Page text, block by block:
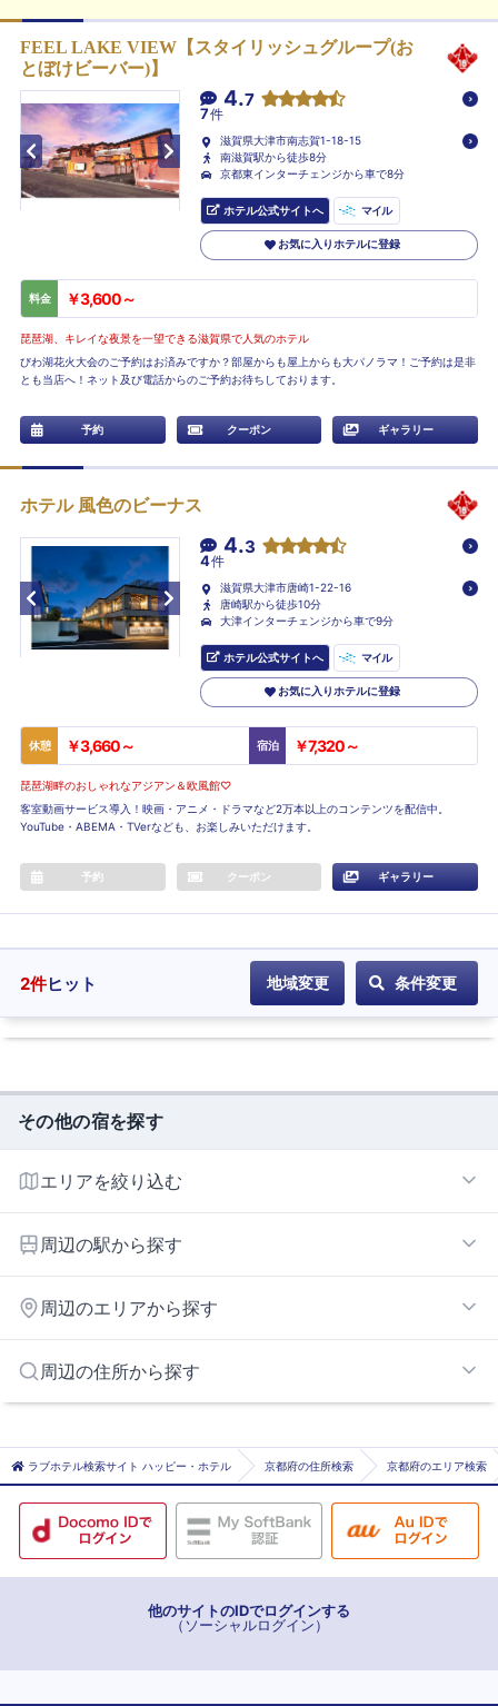
FEEL LAKE VIEW【スタイリッシュグループ(お
とぼけビーバー)】
4.7
7件
滋賀県大津市南志賀1-18-15
南滋賀駅から徒歩8分
京都東インターチェンジから車で8分
ホテル公式サイトへ マイル
お気に入りホテルに登録
料金 ￥3,600～
琵琶湖、キレイな夜景を一望できる滋賀県で人気のホテル
びわ湖花火大会のご予約はお済みですか？部屋からも屋上からも大パノラマ！ご予約は是非
とも当店へ！ネット及び電話からのご予約お待ちしております。
予約 クーポン ギャラリー
ホテル 風色のビーナス
4.3
4件
滋賀県大津市唐崎1-22-16
唐崎駅から徒歩10分
大津インターチェンジから車で9分
ホテル公式サイトへ マイル
お気に入りホテルに登録
休憩 ￥3,660～ 宿泊 ￥7,320～
琵琶湖畔のおしゃれなアジアン＆欧風館♡
客室動画サービス導入！映画・アニメ・ドラマなど2万本以上のコンテンツを配信中。
YouTube・ABEMA・TVerなども、お楽しみいただけます。
予約 クーポン ギャラリー
2件ヒット 地域変更 条件変更
その他の宿を探す
エリアを絞り込む
大津・草津エリア
周辺の駅から探す
穴太
皇子山
瀬田
膳所本町
大津京
唐崎
周辺のエリアから探す
栗東インターエリア
京都南インターエリア
淀周辺エリア
京都東インターエリア
周辺の住所から探す
京都市京都市伏見区
京都市京都市山科区
ラブホテル検索サイト ハッピー・ホテル 京都府の住所検索 京都府のエリア検索
他のサイトのIDでログインする
（ソーシャルログイン）